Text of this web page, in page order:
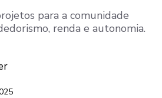
para a comunidade
renda e autonomia.